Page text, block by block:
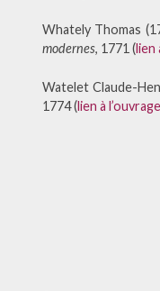
Whately Thomas
modernes, 1771 (lien
Watelet Claude-
1774 (lien à l’ouvrage